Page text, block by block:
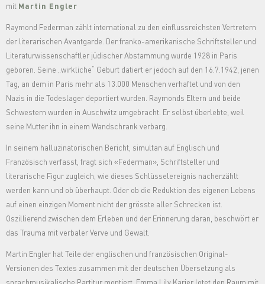
mit Martin Engler
Raymond Federman zählt international zu den einflussreichsten Vertretern
der literarischen Avantgarde. Der franko-amerikanische Schriftsteller und
Literaturwissenschaftler jüdischer Abstammung wurde 1928 in Paris
geboren. Seine „wirkliche“ Geburt datiert er jedoch auf den 16.7.1942, jenen
Tag, an dem in Paris mehr als 13.000 Menschen verhaftet und von den
Nazis in die Todeslager deportiert wurden. Raymonds Eltern und beide
Schwestern wurden in Auschwitz umgebracht. Er selbst überlebte, weil
seine Mutter ihn in einem Wandschrank verbarg.
In seinem halluzinatorischen Bericht, simultan auf Englisch und
Französisch verfasst, fragt sich «Federman», Schriftsteller und
literarische Figur zugleich, wie dieses Schlüsselereignis nacherzählt
werden kann und ob überhaupt. Oder ob die Reduktion des eigenen Lebens
auf einen einzigen Moment nicht der grösste aller Schrecken ist.
Oszillierend zwischen dem Erleben und der Erinnerung daran, beschwört er
das Trauma mit verbaler Verve und Gewalt.
Martin Engler hat Teile der englischen und französischen Original-
Versionen des Textes zusammen mit der deutschen Übersetzung als
sprachmusikalische Partitur montiert. Emma Lily Karier lotet den Raum mit